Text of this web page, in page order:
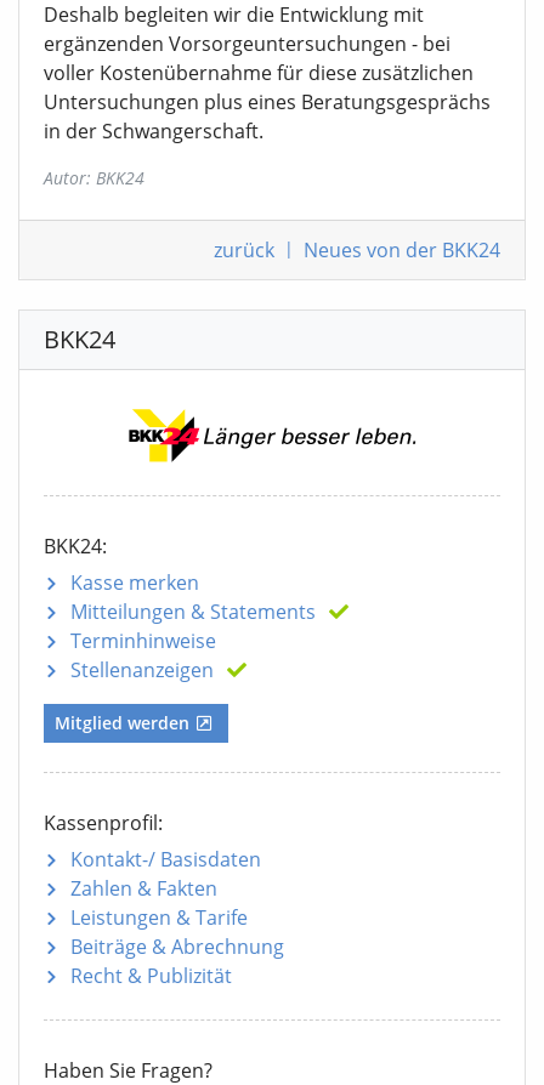
Deshalb begleiten wir die Entwicklung mit
ergänzenden Vorsorgeuntersuchungen - bei
voller Kostenübernahme für diese zusätzlichen
Untersuchungen plus eines Beratungsgesprächs
in der Schwangerschaft.
Autor: BKK24
zurück | Neues von der BKK24
BKK24
BKK24:
Kasse merken
Mitteilungen & Statements
Terminhinweise
Stellenanzeigen
Mitglied werden
Kassenprofil:
Kontakt-/ Basisdaten
Zahlen & Fakten
Leistungen & Tarife
Beiträge & Abrechnung
Recht & Publizität
Haben Sie Fragen?